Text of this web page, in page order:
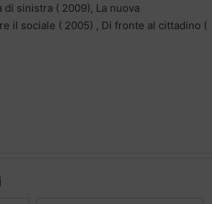
sinistra ( 2009), La nuova
il sociale ( 2005) , Di fronte al cittadino (